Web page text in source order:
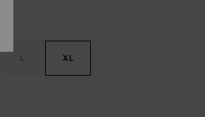
L XL